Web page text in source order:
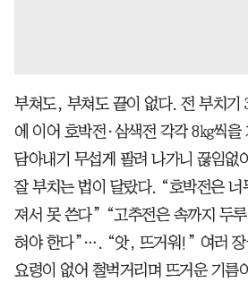
부쳐도, 부쳐도 끝이 없다. 전 부치기
에 이어 호박전·삼색전 각각 8㎏씩을
담아내기 무섭게 팔려 나가니 끊임없
잘 부치는 법이 달랐다. “호박전은 너
져서 못 쓴다” “고추전은 속까지 두
혀야 한다”…. “앗, 뜨거워!” 여러 장
요령이 없어 철벅거리며 뜨거운 기름